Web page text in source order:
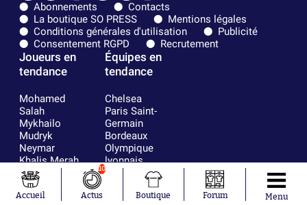
Abonnements
Contacts
La boutique SO PRESS
Mentions légales
Conditions générales d'utilisation
Publicité
Consentement RGPD
Recrutement
Joueurs en
tendance
Mohamed
Salah
Mykhailo
Mudryk
Neymar
Khalis Merah
Loïs Openda
Moussa
Niakhaté
Équipes en
tendance
Chelsea
Paris Saint-
Germain
Bordeaux
Olympique
lyonnais
FIFA
Real Madrid
RC Strasbourg
Accueil
10
Actus Boutique Forum Menu